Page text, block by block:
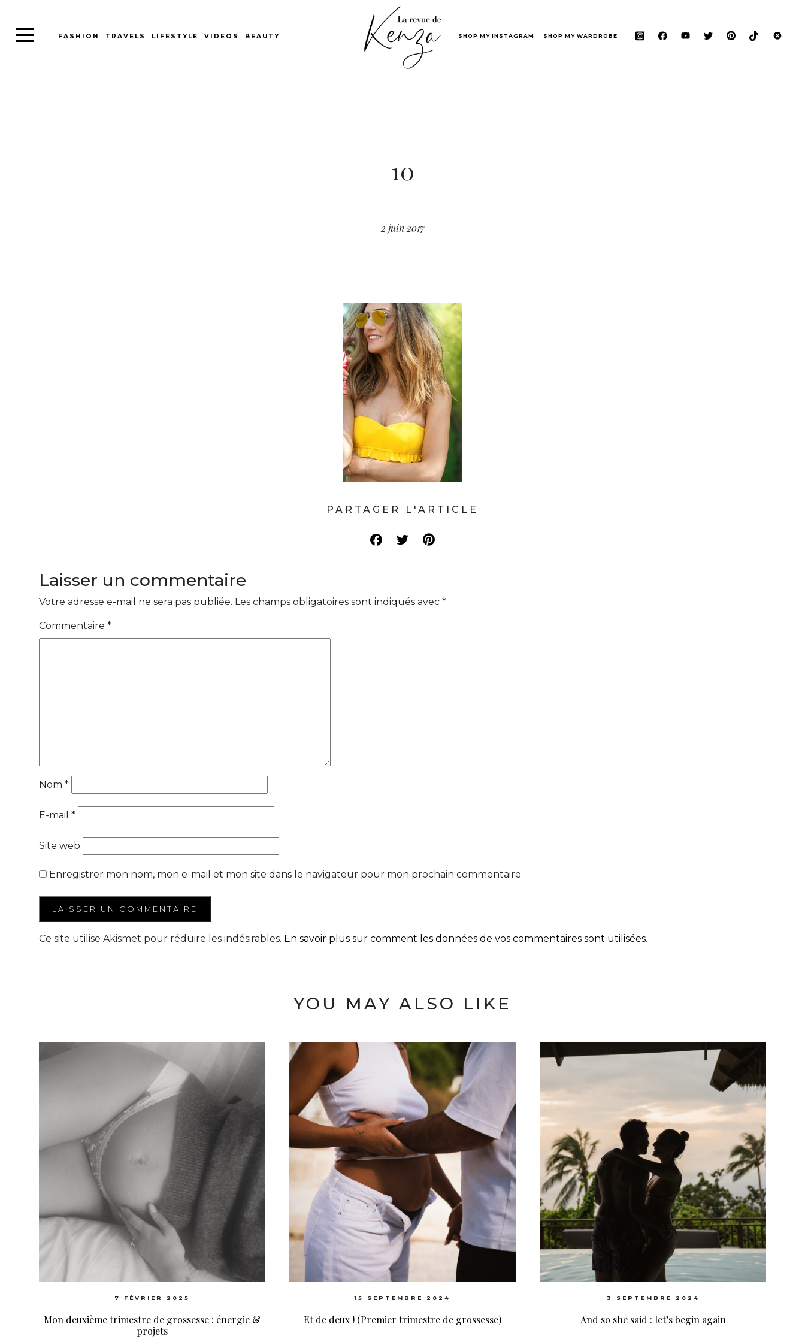
FASHION TRAVELS LIFESTYLE VIDEOS BEAUTY SHOP MY INSTAGRAM SHOP MY WARDROBE
10
2 juin 2017
PARTAGER L'ARTICLE
Laisser un commentaire
Votre adresse e-mail ne sera pas publiée. Les champs obligatoires sont indiqués avec *
Commentaire *
Nom *
E-mail *
Site web
Enregistrer mon nom, mon e-mail et mon site dans le navigateur pour mon prochain commentaire.
Ce site utilise Akismet pour réduire les indésirables. En savoir plus sur comment les données de vos commentaires sont utilisées.
YOU MAY ALSO LIKE
7 FÉVRIER 2025
Mon deuxième trimestre de grossesse : énergie &
projets
15 SEPTEMBRE 2024
Et de deux ! (Premier trimestre de grossesse)
3 SEPTEMBRE 2024
And so she said : let’s begin again